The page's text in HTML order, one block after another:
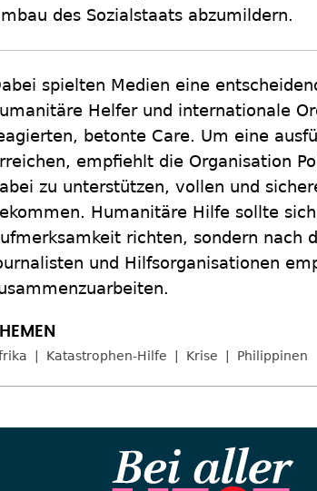
des Sozialstaats abzumildern.
spielten Medien eine
Helfer und internationale
betonte Care. Um eine
empfiehlt die Organisation
zu unterstützen, vollen und
Humanitäre Hilfe sollte
richten, sondern nach
und Hilfsorganisationen
Katastrophen-Hilfe Krise Philippinen